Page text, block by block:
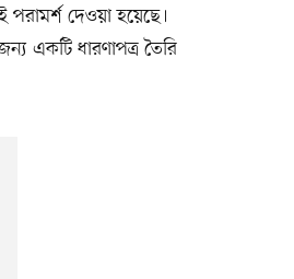
দেওয়া হয়েছে।
একটি ধারণাপত্র তৈরি